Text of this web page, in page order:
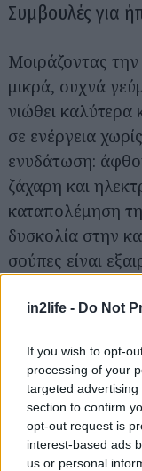
in2life - Do Not
If you wish to opt-
processing of your
targeted
section to confirm
opt-out request is
interest-based ads
us or personal
Συμβουλές για
Μοιράζοντας
μικρά, συχνά
νιώθει καλύτερα
σε ενέργεια
ενυδάτωση:
ζάχαρη και
καταπολέμηση
δυσκολία στην
σούπες είναι
Πότε να
Αν ο ασθενής
πάνω από ένα
αφυδάτωσης
αν τα
Αναζήτηση
για...